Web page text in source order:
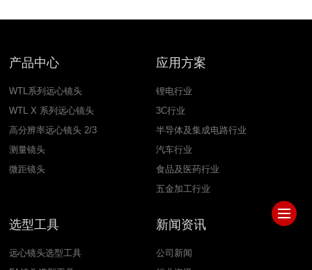
产品中心
WTL系列远心镜头
WTL X 系列远心镜头
高分辨率远心镜头 2/3
测量镜头
微距镜头
应用方案
锂电行业
3C行业
半导体及集成电路行业
汽车行业
食品及医药行业
五金加工行业
选型工具
远心镜头选型工具
新闻资讯
公司新闻